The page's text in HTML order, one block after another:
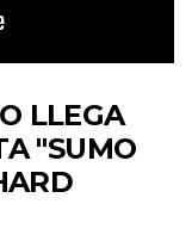
LLEGA
"SUMO